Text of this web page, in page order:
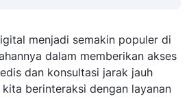
menjadi semakin populer di
dalam memberikan akses
dan konsultasi jarak jauh
berinteraksi dengan layanan